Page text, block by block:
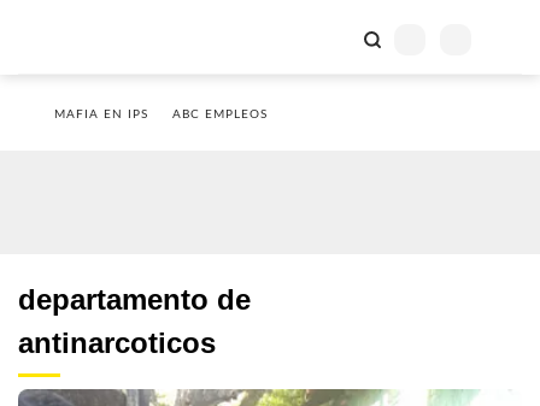
MAFIA EN IPS ABC EMPLEOS
departamento de
antinarcoticos